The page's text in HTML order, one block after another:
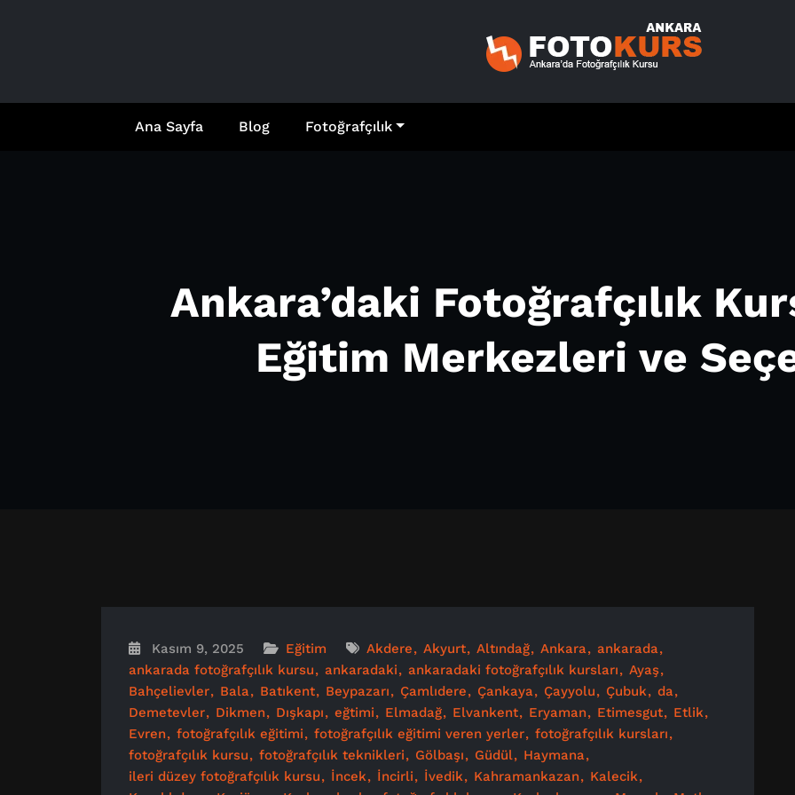
Ana Sayfa Blog Fotoğrafçılık
Ankara’daki Fotoğrafçılık
Eğitim Merkezleri ve
Kasım 9, 2025 Eğitim Akdere Akyurt Altındağ Ankara
ankarada
ankarada fotoğrafçılık kursu
ankaradaki ankaradaki fotoğrafçılık kursları
Ayaş
Bahçelievler
Bala Batıkent Beypazarı Çamlıdere Çankaya Çayyolu Çubuk
da
Demetevler
Dikmen Dışkapı eğtimi Elmadağ Elvankent Eryaman Etimesgut
Etlik
Evren
fotoğrafçılık eğitimi fotoğrafçılık eğitimi veren yerler
fotoğrafçılık kursları
fotoğrafçılık kursu
fotoğrafçılık teknikleri Gölbaşı Güdül
Haymana
ileri düzey fotoğrafçılık kursu
İncek İncirli İvedik Kahramankazan
Kalecik